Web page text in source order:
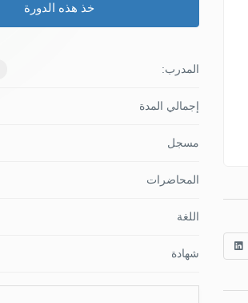
خذ هذه الدورة
المدرب:
إجمالي المدة
مسجل
المحاضرات
اللغة
شهادة